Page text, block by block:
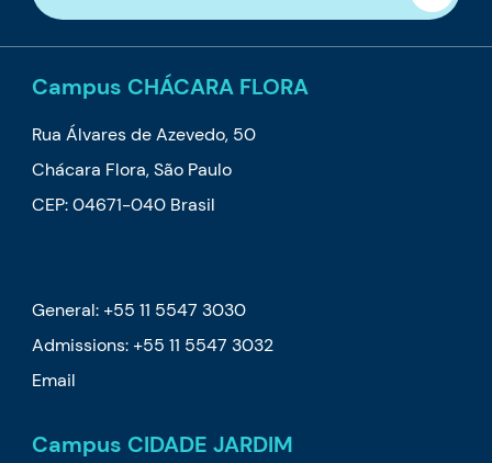
Campus CHÁCARA FLORA
Rua Álvares de Azevedo, 50
Chácara Flora, São Paulo
CEP: 04671-040 Brasil
General: +55 11 5547 3030
Admissions: +55 11 5547 3032
Email
Campus CIDADE JARDIM